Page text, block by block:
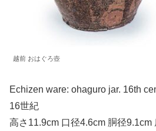
越前 おはぐろ壺
Echizen ware: ohaguro jar. 16th
16世紀
高さ11.9cm 口径4.6cm 胴径9.1cm